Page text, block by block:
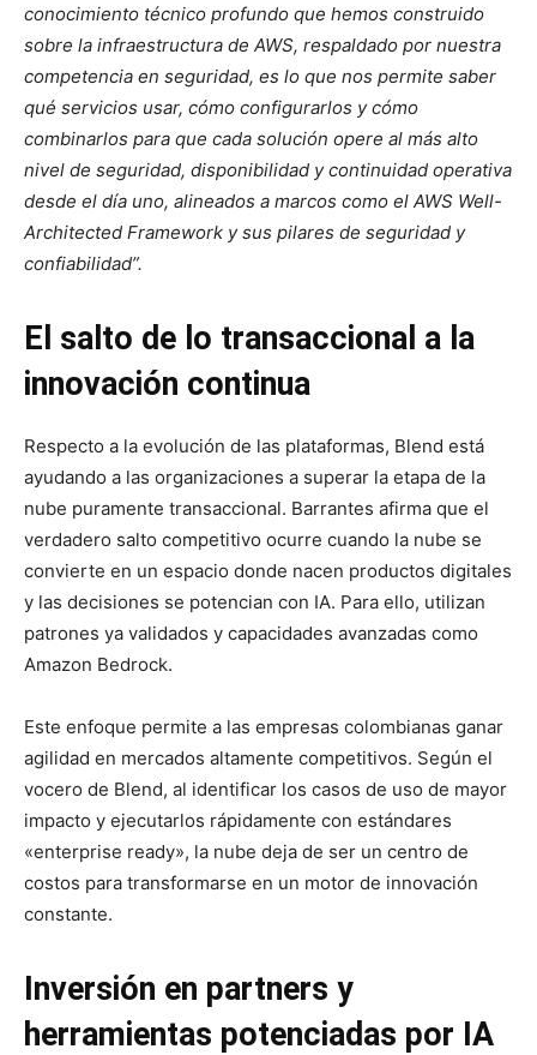
conocimiento técnico profundo que hemos construido
sobre la infraestructura de AWS, respaldado por nuestra
competencia en seguridad, es lo que nos permite saber
qué servicios usar, cómo configurarlos y cómo
combinarlos para que cada solución opere al más alto
nivel de seguridad, disponibilidad y continuidad operativa
desde el día uno, alineados a marcos como el AWS Well-
Architected Framework y sus pilares de seguridad y
confiabilidad”.
El salto de lo transaccional a la
innovación continua
Respecto a la evolución de las plataformas, Blend está
ayudando a las organizaciones a superar la etapa de la
nube puramente transaccional. Barrantes afirma que el
verdadero salto competitivo ocurre cuando la nube se
convierte en un espacio donde nacen productos digitales
y las decisiones se potencian con IA. Para ello, utilizan
patrones ya validados y capacidades avanzadas como
Amazon Bedrock.
Este enfoque permite a las empresas colombianas ganar
agilidad en mercados altamente competitivos. Según el
vocero de Blend, al identificar los casos de uso de mayor
impacto y ejecutarlos rápidamente con estándares
«enterprise ready», la nube deja de ser un centro de
costos para transformarse en un motor de innovación
constante.
Inversión en partners y
herramientas potenciadas por IA